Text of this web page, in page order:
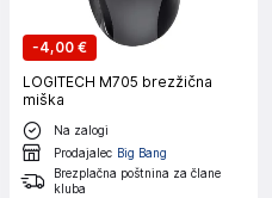
-4,00 €
LOGITECH M705 brezžična
miška
Na zalogi
Prodajalec Big Bang
Brezplačna poštnina za člane
kluba